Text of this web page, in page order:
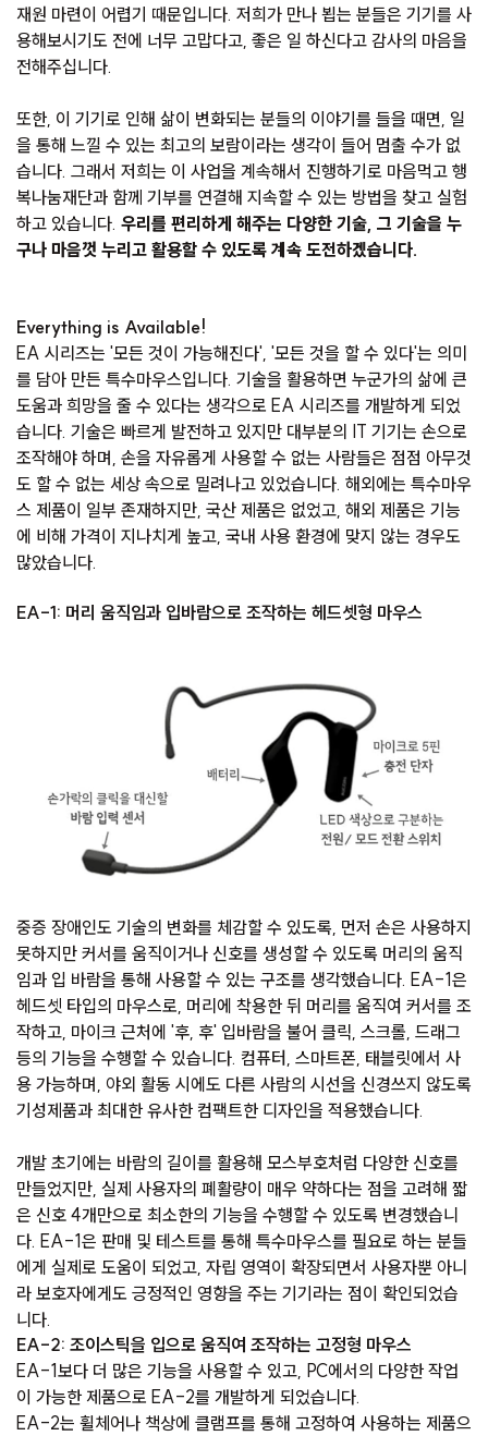
재원 마련이 어렵기 때문입니다. 저희가 만나 뵙는 분들은 기기를 사
용해보시기도 전에 너무 고맙다고, 좋은 일 하신다고 감사의 마음을
전해주십니다.
또한, 이 기기로 인해 삶이 변화되는 분들의 이야기를 들을 때면, 일
을 통해 느낄 수 있는 최고의 보람이라는 생각이 들어 멈출 수가 없
습니다. 그래서 저희는 이 사업을 계속해서 진행하기로 마음먹고 행
복나눔재단과 함께 기부를 연결해 지속할 수 있는 방법을 찾고 실험
하고 있습니다. 우리를 편리하게 해주는 다양한 기술, 그 기술을 누
구나 마음껏 누리고 활용할 수 있도록 계속 도전하겠습니다.
Everything is Available!
EA 시리즈는 '모든 것이 가능해진다', '모든 것을 할 수 있다'는 의미
를 담아 만든 특수마우스입니다. 기술을 활용하면 누군가의 삶에 큰
도움과 희망을 줄 수 있다는 생각으로 EA 시리즈를 개발하게 되었
습니다. 기술은 빠르게 발전하고 있지만 대부분의 IT 기기는 손으로
조작해야 하며, 손을 자유롭게 사용할 수 없는 사람들은 점점 아무것
도 할 수 없는 세상 속으로 밀려나고 있었습니다. 해외에는 특수마우
스 제품이 일부 존재하지만, 국산 제품은 없었고, 해외 제품은 기능
에 비해 가격이 지나치게 높고, 국내 사용 환경에 맞지 않는 경우도
많았습니다.
EA-1: 머리 움직임과 입바람으로 조작하는 헤드셋형 마우스
중증 장애인도 기술의 변화를 체감할 수 있도록, 먼저 손은 사용하지
못하지만 커서를 움직이거나 신호를 생성할 수 있도록 머리의 움직
임과 입 바람을 통해 사용할 수 있는 구조를 생각했습니다. EA-1은
헤드셋 타입의 마우스로, 머리에 착용한 뒤 머리를 움직여 커서를 조
작하고, 마이크 근처에 '후, 후' 입바람을 불어 클릭, 스크롤, 드래그
등의 기능을 수행할 수 있습니다. 컴퓨터, 스마트폰, 태블릿에서 사
용 가능하며, 야외 활동 시에도 다른 사람의 시선을 신경쓰지 않도록
기성제품과 최대한 유사한 컴팩트한 디자인을 적용했습니다.
개발 초기에는 바람의 길이를 활용해 모스부호처럼 다양한 신호를
만들었지만, 실제 사용자의 폐활량이 매우 약하다는 점을 고려해 짧
은 신호 4개만으로 최소한의 기능을 수행할 수 있도록 변경했습니
다. EA-1은 판매 및 테스트를 통해 특수마우스를 필요로 하는 분들
에게 실제로 도움이 되었고, 자립 영역이 확장되면서 사용자뿐 아니
라 보호자에게도 긍정적인 영향을 주는 기기라는 점이 확인되었습
니다.
EA-2: 조이스틱을 입으로 움직여 조작하는 고정형 마우스
EA-1보다 더 많은 기능을 사용할 수 있고, PC에서의 다양한 작업
이 가능한 제품으로 EA-2를 개발하게 되었습니다.
EA-2는 휠체어나 책상에 클램프를 통해 고정하여 사용하는 제품으